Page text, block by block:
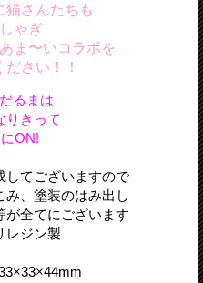
猫さんたちも
ゃぎ
ま〜いコラボを
さい！！
るまは
りきって
ON!
してございますので
み、塗装のはみ出し
が全てにございます
レジン製
×33×44mm